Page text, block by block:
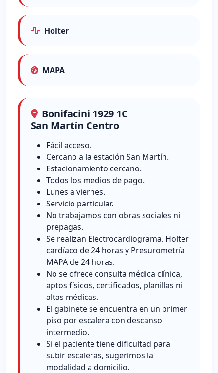
Holter
MAPA
Bonifacini 1929 1C
San Martín Centro
Fácil acceso.
Cercano a la estación San Martín.
Estacionamiento cercano.
Todos los medios de pago.
Lunes a viernes.
Servicio particular.
No trabajamos con obras sociales ni
prepagas.
Se realizan Electrocardiograma, Holter
cardíaco de 24 horas y Presurometría
MAPA de 24 horas.
No se ofrece consulta médica clínica,
aptos físicos, certificados, planillas ni
altas médicas.
El gabinete se encuentra en un primer
piso por escalera con descanso
intermedio.
Si el paciente tiene dificultad para
subir escaleras, sugerimos la
modalidad a domicilio.